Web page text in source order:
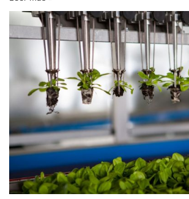
inversión
empresas
Agrifoodtech
sumó
24
millones
el
primer
semestre